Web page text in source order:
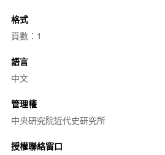
格式
頁數：1
語言
中文
管理權
中央研究院近代史研究所
授權聯絡窗口